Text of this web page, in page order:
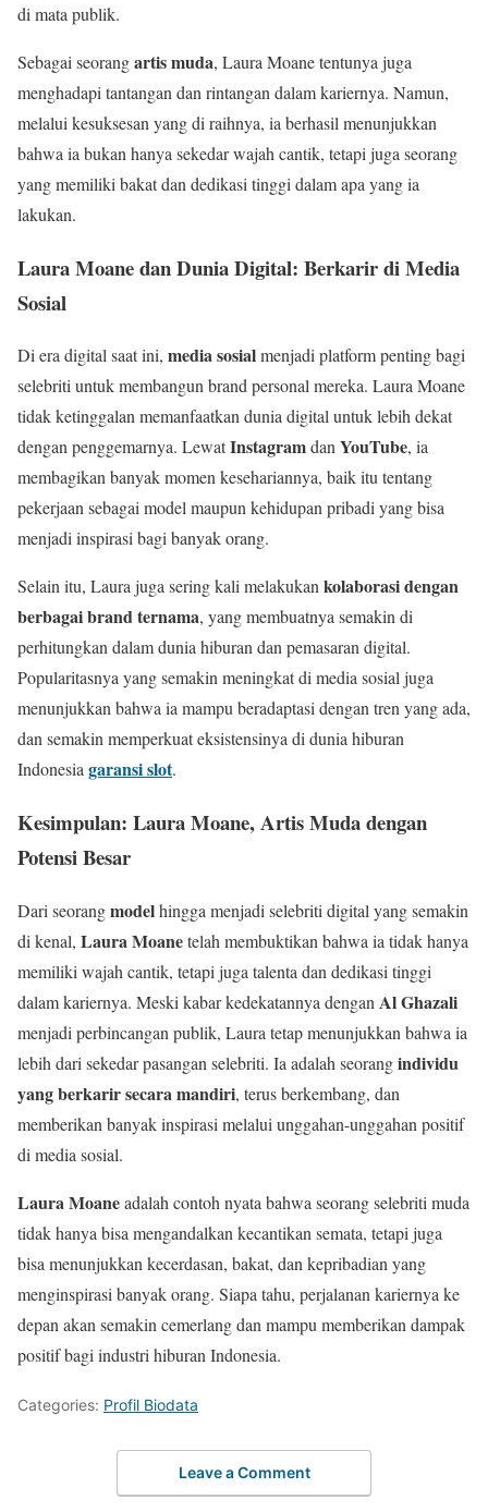
di mata publik.
Sebagai seorangartis muda, Laura Moane tentunya juga
menghadapi tantangan dan rintangan dalam kariernya. Namun,
melalui kesuksesan yang di raihnya, ia berhasil menunjukkan
bahwa ia bukan hanya sekedar wajah cantik, tetapi juga seorang
yang memiliki bakat dan dedikasi tinggi dalam apa yang ia
lakukan.
Laura Moane dan Dunia Digital: Berkarir di Media
Sosial
Di era digital saat ini, media sosialmenjadi platform penting bagi
selebriti untuk membangun brand personal mereka. Laura Moane
tidak ketinggalan memanfaatkan dunia digital untuk lebih dekat
dengan penggemarnya. LewatInstagramdanYouTube, ia
membagikan banyak momen kesehariannya, baik itu tentang
pekerjaan sebagai model maupun kehidupan pribadi yang bisa
menjadi inspirasi bagi banyak orang.
Selain itu, Laura juga sering kali melakukankolaborasi dengan
berbagai brand ternama, yang membuatnya semakin di
perhitungkan dalam dunia hiburan dan pemasaran digital.
Popularitasnya yang semakin meningkat di media sosial juga
menunjukkan bahwa ia mampu beradaptasi dengan tren yang ada,
dan semakin memperkuat eksistensinya di dunia hiburan
Indonesiagaransi slot.
Kesimpulan: Laura Moane, Artis Muda dengan
Potensi Besar
Dari seorangmodelhingga menjadi selebriti digital yang semakin
di kenal, Laura Moanetelah membuktikan bahwa ia tidak hanya
memiliki wajah cantik, tetapi juga talenta dan dedikasi tinggi
dalam kariernya. Meski kabar kedekatannya dengan Al Ghazali
menjadi perbincangan publik, Laura tetap menunjukkan bahwa ia
lebih dari sekedar pasangan selebriti. Ia adalah seorangindividu
yang berkarir secara mandiri, terus berkembang, dan
memberikan banyak inspirasi melalui unggahan-unggahan positif
di media sosial.
Laura Moaneadalah contoh nyata bahwa seorang selebriti muda
tidak hanya bisa mengandalkan kecantikan semata, tetapi juga
bisa menunjukkan kecerdasan, bakat, dan kepribadian yang
menginspirasi banyak orang. Siapa tahu, perjalanan kariernya ke
depan akan semakin cemerlang dan mampu memberikan dampak
positif bagi industri hiburan Indonesia.
Categories: Profil Biodata
Leave a Comment